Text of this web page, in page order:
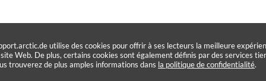
utilise des cookies pour offrir à ses lecteurs la meilleure
Web. De plus, certains cookies sont également définis par des services
trouverez de plus amples informations dans la politique de confidentialité.